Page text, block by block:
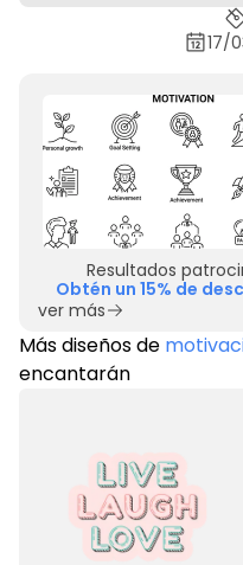
17/
Resultados
Obtén un 15% de
ver más
Más diseños de
encantarán